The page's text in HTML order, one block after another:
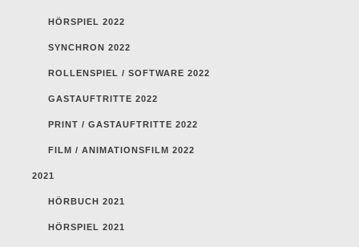
HÖRSPIEL 2022
SYNCHRON 2022
ROLLENSPIEL / SOFTWARE 2022
GASTAUFTRITTE 2022
PRINT / GASTAUFTRITTE 2022
FILM / ANIMATIONSFILM 2022
2021
HÖRBUCH 2021
HÖRSPIEL 2021